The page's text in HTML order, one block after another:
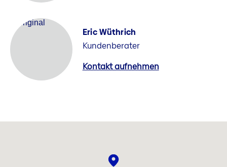
Eric Wüthrich
Kundenberater
Kontakt aufnehmen